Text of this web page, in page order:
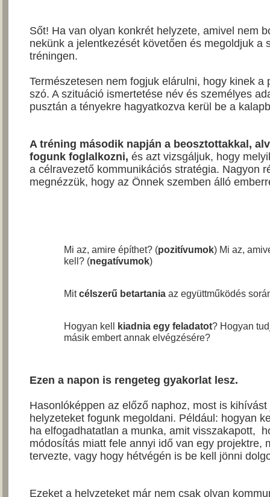
Sőt! Ha van olyan konkrét helyzete, amivel nem
nekünk a jelentkezését követően és megoldjuk a
tréningen.
Természetesen nem fogjuk elárulni, hogy kinek a
szó. A szituáció ismertetése név és személyes
pusztán a tényekre hagyatkozva kerül be a
A tréning második napján a beosztottakkal,
fogunk foglalkozni, és azt vizsgáljuk, hogy
a célravezető kommunikációs stratégia. Nagyon
megnézzük, hogy az Önnek szemben álló
Mi az, amire építhet? (pozitívumok) Mi az,
kell? (negatívumok)
Mitcélszerű betartaniaaz együttműködés
Hogyan kell kiadnia egy feladatot? Hogyan
másik embert annak elvégzésére?
Ezen a napon is rengeteg gyakorlat lesz.
Hasonlóképpen az előző naphoz, most is
helyzeteket fogunk megoldani. Például: hogyan
ha elfogadhatatlan a munka, amit visszakapott,
módosítás miatt fele annyi idő van egy projektre,
tervezte, vagy hogy hétvégén is be kell jönni
Ezeket a helyzeteket már nem csak olyan